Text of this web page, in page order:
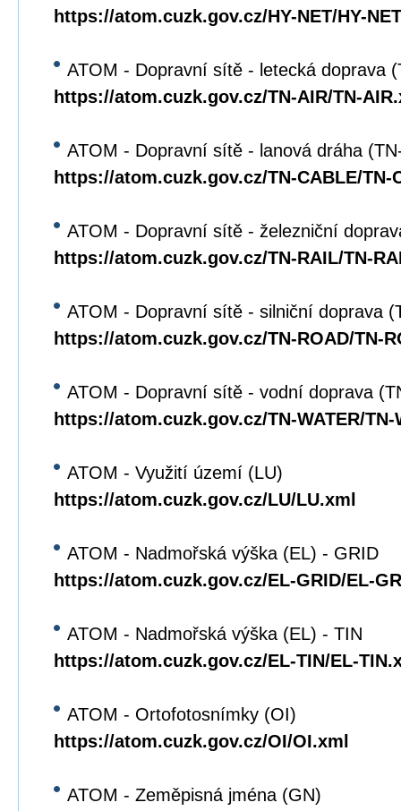
https://atom.cuzk.gov.cz/HY-NET/HY-
ATOM - Dopravní sítě - letecká doprava
https://atom.cuzk.gov.cz/TN-AIR/TN-
ATOM - Dopravní sítě - lanová dráha
https://atom.cuzk.gov.cz/TN-CABLE/TN-
ATOM - Dopravní sítě - železniční
https://atom.cuzk.gov.cz/TN-RAIL/TN-
ATOM - Dopravní sítě - silniční doprava
https://atom.cuzk.gov.cz/TN-ROAD/TN-
ATOM - Dopravní sítě - vodní doprava
https://atom.cuzk.gov.cz/TN-WATER/TN-
ATOM - Využití území (LU)
https://atom.cuzk.gov.cz/LU/LU.xml
ATOM - Nadmořská výška (EL) - GRID
https://atom.cuzk.gov.cz/EL-GRID/EL-
ATOM - Nadmořská výška (EL) - TIN
https://atom.cuzk.gov.cz/EL-TIN/EL-
ATOM - Ortofotosnímky (OI)
https://atom.cuzk.gov.cz/OI/OI.xml
ATOM - Zeměpisná jména (GN)